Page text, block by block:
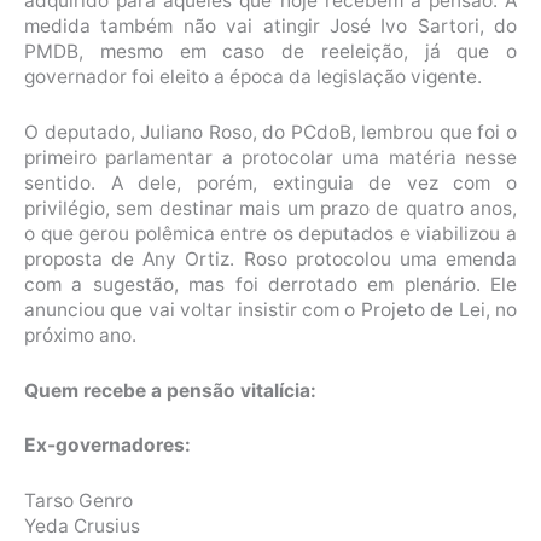
medida também não vai atingir José Ivo Sartori, do
PMDB, mesmo em caso de reeleição, já que o
governador foi eleito a época da legislação vigente.
O deputado, Juliano Roso, do PCdoB, lembrou que foi o
primeiro parlamentar a protocolar uma matéria nesse
sentido. A dele, porém, extinguia de vez com o
privilégio, sem destinar mais um prazo de quatro anos,
o que gerou polêmica entre os deputados e viabilizou a
proposta de Any Ortiz. Roso protocolou uma emenda
com a sugestão, mas foi derrotado em plenário. Ele
anunciou que vai voltar insistir com o Projeto de Lei, no
próximo ano.
Quem recebe a pensão vitalícia:
Ex-governadores:
Tarso Genro
Yeda Crusius